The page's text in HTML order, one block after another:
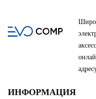
ИНФОРМАЦИЯ